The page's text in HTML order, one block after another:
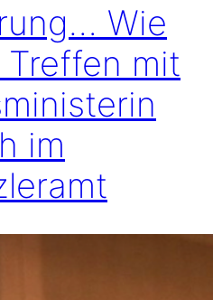
Wie
mit
im